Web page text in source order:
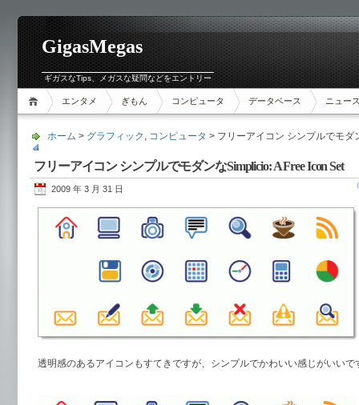
GigasMegas
ギガスなTips、メガスな疑問などをエントリー
エンタメ ぎもん コンピュータ データベース ニュー
ホーム > グラフィック , コンピュータ > フリーアイコン シンプルでモダ
フリーアイコン シンプルでモダンなSimplicio: A Free Icon Set
2009 年 3 月 31 日
透明感のあるアイコンもすてきですが、シンプルでかわいい感じがいいで